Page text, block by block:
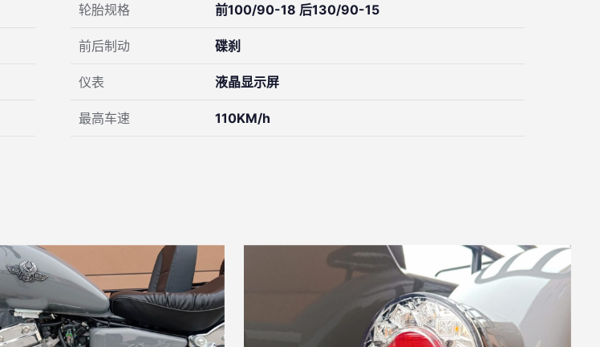
轮胎规格 前100/90-18 后130/90-15
前后制动 碟刹
仪表 液晶显示屏
最高车速 110KM/h